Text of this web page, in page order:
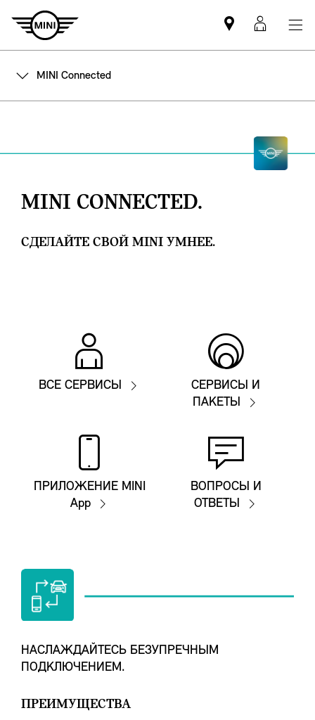
Mini
dealer
MyMini
login
MINI Connected
MINI CONNECTED.
СДЕЛАЙТЕ СВОЙ MINI УМНЕЕ.
ВСЕ СЕРВИСЫ
СЕРВИСЫ И
ПАКЕТЫ
ПРИЛОЖЕНИЕ MINI
App
ВОПРОСЫ И
ОТВЕТЫ
НАСЛАЖДАЙТЕСЬ БЕЗУПРЕЧНЫМ
ПОДКЛЮЧЕНИЕМ.
ПРЕИМУЩЕСТВА